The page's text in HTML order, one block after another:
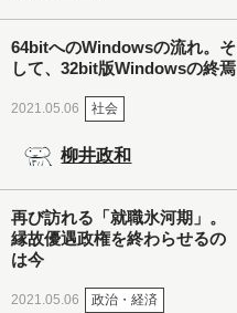
64bitへのWindowsの流れ。そ
して、32bit版Windowsの終焉
2021.05.06 社会
柳井政和
再び訪れる「就職氷河期」。
縁故優遇政権を終わらせるの
は今
2021.05.06 政治・経済